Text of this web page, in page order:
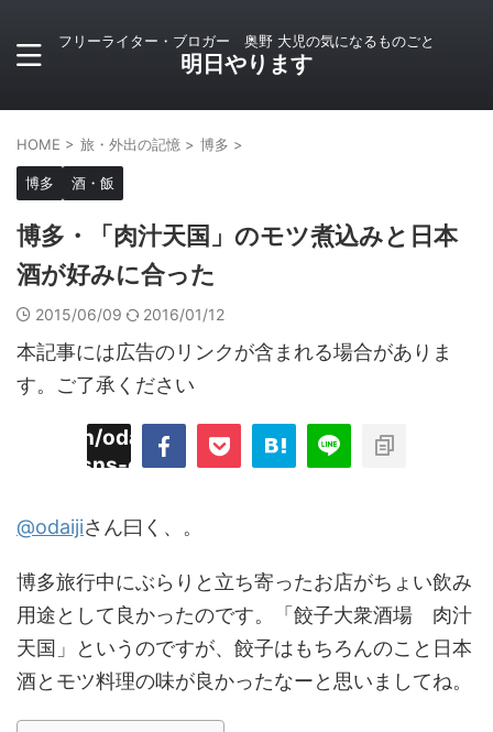
フリーライター・ブロガー 奥野 大児の気になるものごと
明日やります
HOME > 旅・外出の記憶 > 博多 >
博多 酒・飯
博多・「肉汁天国」のモツ煮込みと日本
酒が好みに合った
2015/06/09 2016/01/12
本記事には広告のリンクが含まれる場合がありま
す。ご了承ください
odaiji.com/public_html/blog/wp-
sns-count-cache/sns-count-
@odaijiさん曰く、。
博多旅行中にぶらりと立ち寄ったお店がちょい飲み
用途として良かったのです。「餃子大衆酒場 肉汁
天国」というのですが、餃子はもちろんのこと日本
酒とモツ料理の味が良かったなーと思いましてね。